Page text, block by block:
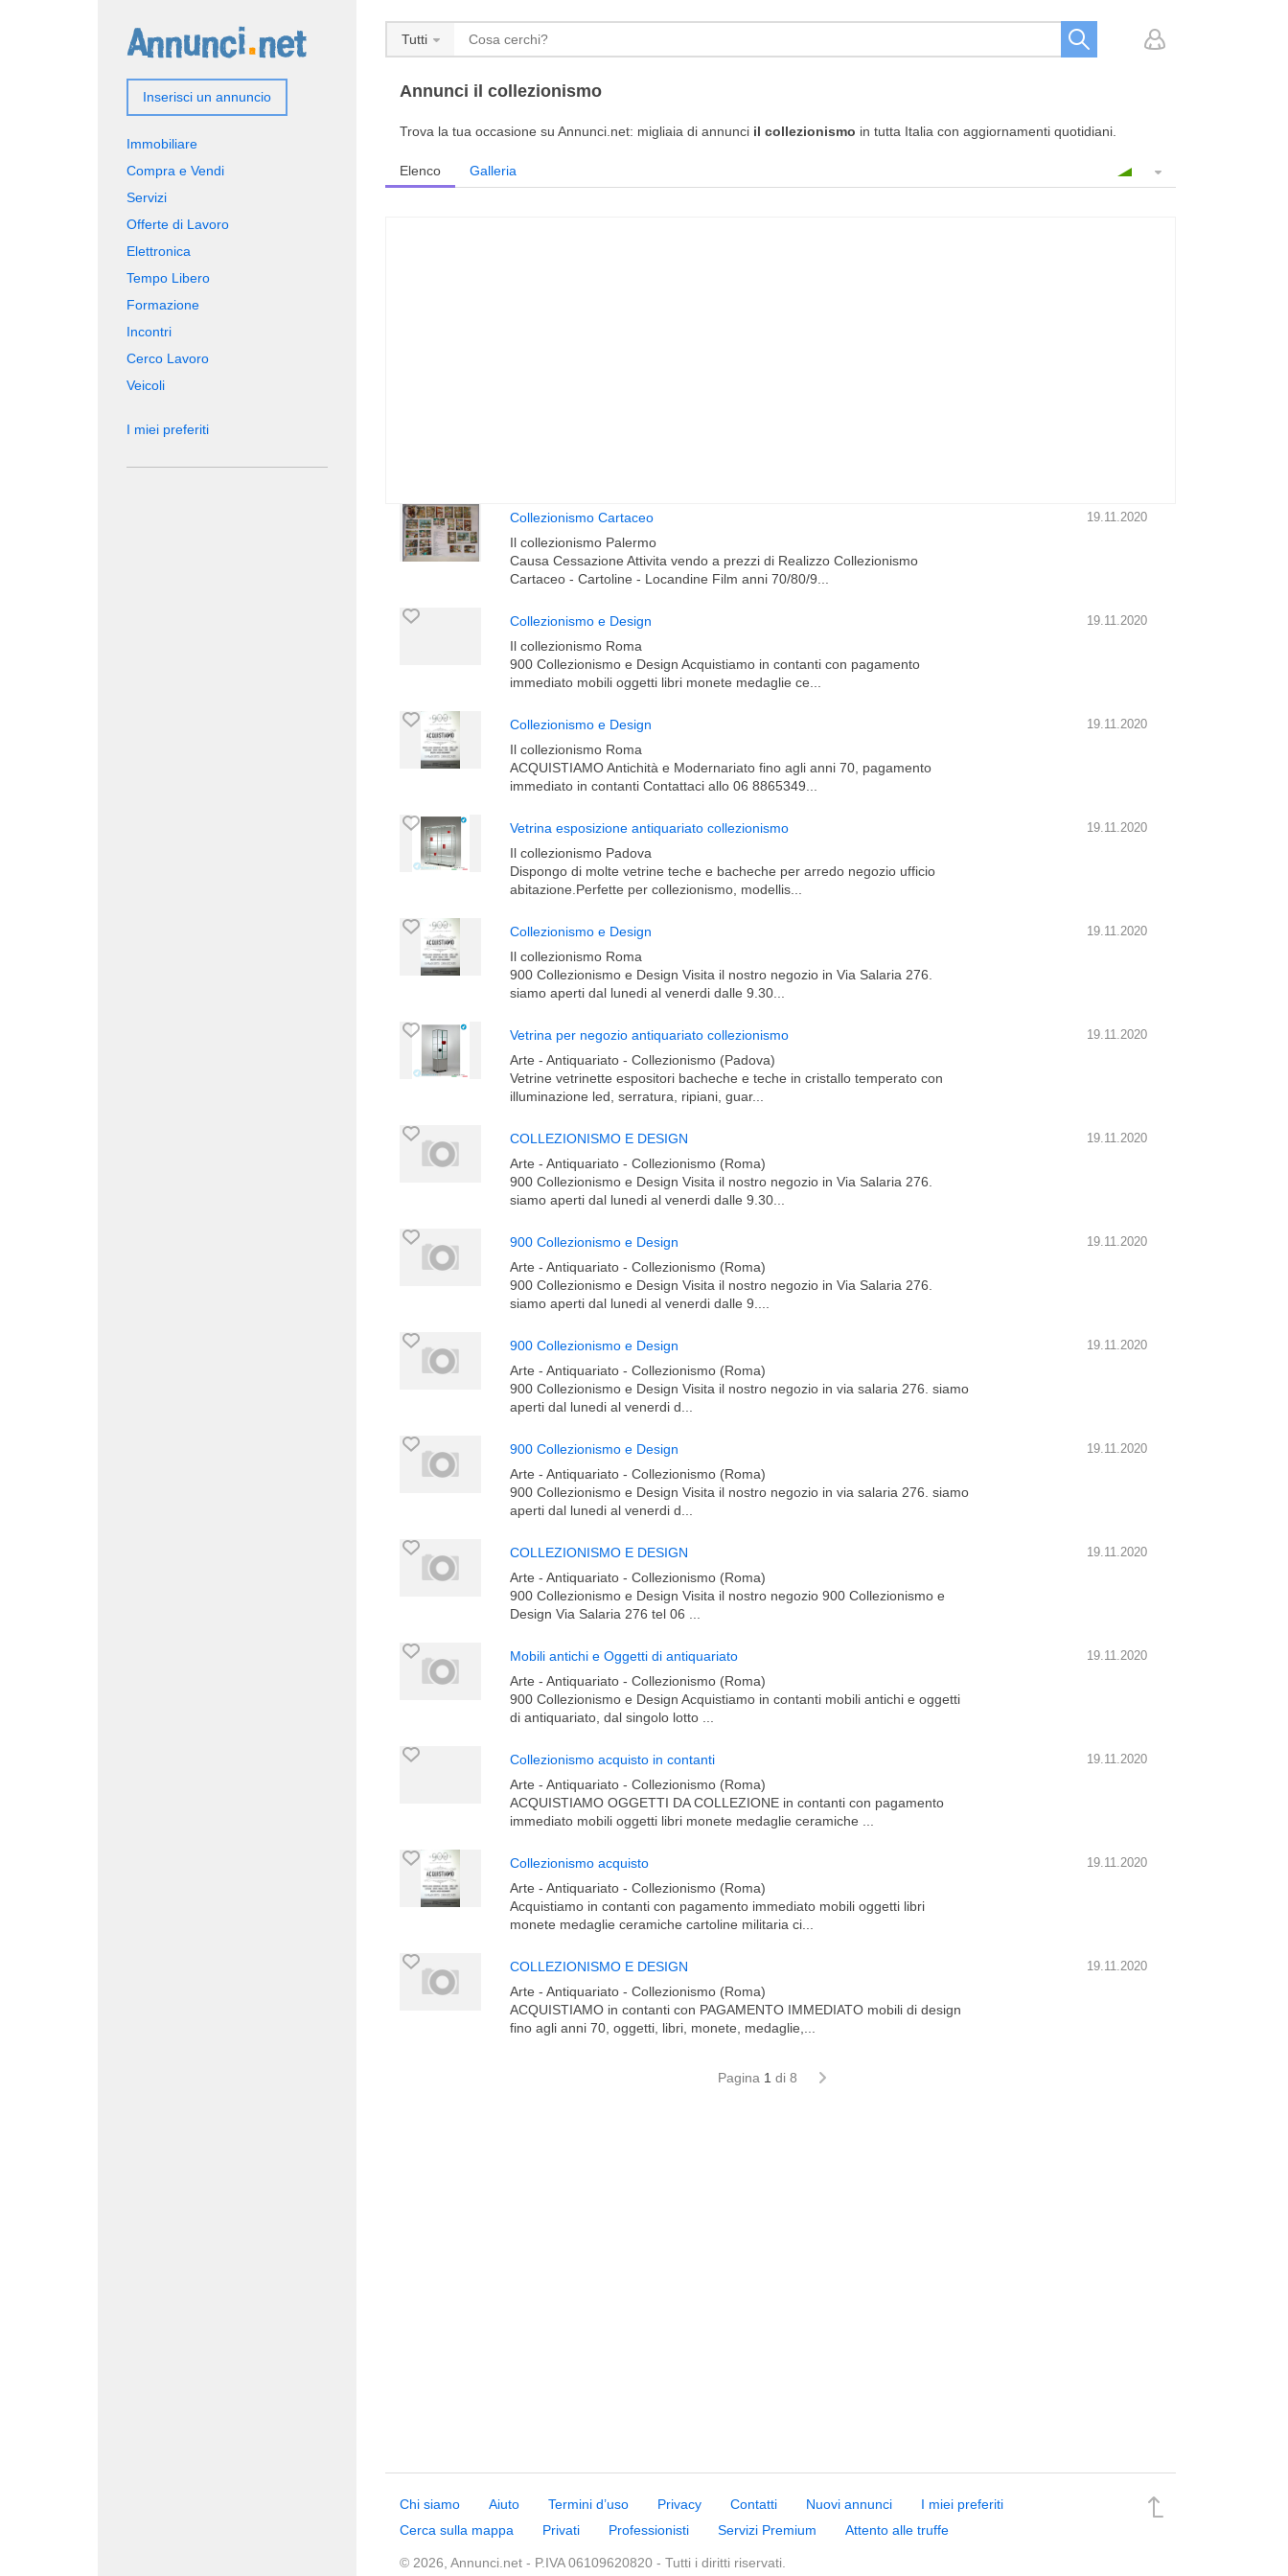
Tutti
Annunci il collezionismo
Trova la tua occasione su Annunci.net: migliaia di annunci il collezionismo in tutta Italia con aggiornamenti quotidiani.
Elenco Galleria
19.11.2020
Collezionismo Cartaceo
Il collezionismo Palermo
Causa Cessazione Attivita vendo a prezzi di Realizzo Collezionismo
Cartaceo - Cartoline - Locandine Film anni 70/80/9...
19.11.2020
Collezionismo e Design
Il collezionismo Roma
900 Collezionismo e Design Acquistiamo in contanti con pagamento
immediato mobili oggetti libri monete medaglie ce...
19.11.2020
Collezionismo e Design
Il collezionismo Roma
ACQUISTIAMO Antichità e Modernariato fino agli anni 70, pagamento
immediato in contanti Contattaci allo 06 8865349...
19.11.2020
Vetrina esposizione antiquariato collezionismo
Il collezionismo Padova
Dispongo di molte vetrine teche e bacheche per arredo negozio ufficio
abitazione.Perfette per collezionismo, modellis...
19.11.2020
Collezionismo e Design
Il collezionismo Roma
900 Collezionismo e Design Visita il nostro negozio in Via Salaria 276.
siamo aperti dal lunedi al venerdi dalle 9.30...
19.11.2020
Vetrina per negozio antiquariato collezionismo
Arte - Antiquariato - Collezionismo (Padova)
Vetrine vetrinette espositori bacheche e teche in cristallo temperato con
illuminazione led, serratura, ripiani, guar...
19.11.2020
COLLEZIONISMO E DESIGN
Arte - Antiquariato - Collezionismo (Roma)
900 Collezionismo e Design Visita il nostro negozio in Via Salaria 276.
siamo aperti dal lunedi al venerdi dalle 9.30...
19.11.2020
900 Collezionismo e Design
Arte - Antiquariato - Collezionismo (Roma)
900 Collezionismo e Design Visita il nostro negozio in Via Salaria 276.
siamo aperti dal lunedi al venerdi dalle 9....
19.11.2020
900 Collezionismo e Design
Arte - Antiquariato - Collezionismo (Roma)
900 Collezionismo e Design Visita il nostro negozio in via salaria 276. siamo
aperti dal lunedi al venerdi d...
19.11.2020
900 Collezionismo e Design
Arte - Antiquariato - Collezionismo (Roma)
900 Collezionismo e Design Visita il nostro negozio in via salaria 276. siamo
aperti dal lunedi al venerdi d...
19.11.2020
COLLEZIONISMO E DESIGN
Arte - Antiquariato - Collezionismo (Roma)
900 Collezionismo e Design Visita il nostro negozio 900 Collezionismo e
Design Via Salaria 276 tel 06 ...
19.11.2020
Mobili antichi e Oggetti di antiquariato
Arte - Antiquariato - Collezionismo (Roma)
900 Collezionismo e Design Acquistiamo in contanti mobili antichi e oggetti
di antiquariato, dal singolo lotto ...
19.11.2020
Collezionismo acquisto in contanti
Arte - Antiquariato - Collezionismo (Roma)
ACQUISTIAMO OGGETTI DA COLLEZIONE in contanti con pagamento
immediato mobili oggetti libri monete medaglie ceramiche ...
19.11.2020
Collezionismo acquisto
Arte - Antiquariato - Collezionismo (Roma)
Acquistiamo in contanti con pagamento immediato mobili oggetti libri
monete medaglie ceramiche cartoline militaria ci...
19.11.2020
COLLEZIONISMO E DESIGN
Arte - Antiquariato - Collezionismo (Roma)
ACQUISTIAMO in contanti con PAGAMENTO IMMEDIATO mobili di design
fino agli anni 70, oggetti, libri, monete, medaglie,...
Pagina 1 di 8
Inserisci un annuncio
Immobiliare
Compra e Vendi
Servizi
Offerte di Lavoro
Elettronica
Tempo Libero
Formazione
Incontri
Cerco Lavoro
Veicoli
I miei preferiti
Chi siamo Aiuto Termini d’uso Privacy Contatti Nuovi annunci
I miei preferiti
Cerca sulla mappa
Privati Professionisti Servizi Premium Attento alle truffe
© 2026, Annunci.net - P.IVA 06109620820 - Tutti i diritti riservati.